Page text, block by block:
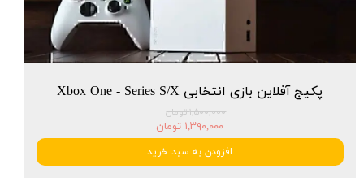
پکیج آفلاین بازی انتخابی Xbox One - Series S/X
۱,۵۰۰,۰۰۰ تومان
۱,۳۹۰,۰۰۰ تومان
افزودن به سبد خرید